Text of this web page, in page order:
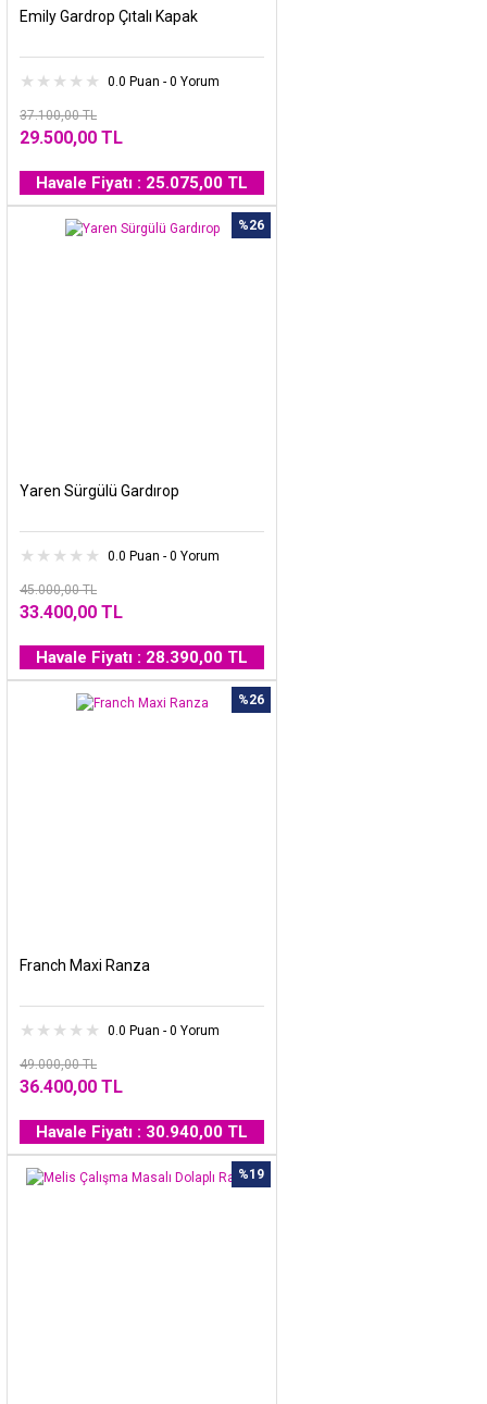
Emily Gardrop Çıtalı Kapak
0.0 Puan - 0 Yorum
37.100,00 TL
29.500,00 TL
Havale Fiyatı : 25.075,00 TL
%26
Yaren Sürgülü Gardırop
0.0 Puan - 0 Yorum
45.000,00 TL
33.400,00 TL
Havale Fiyatı : 28.390,00 TL
%26
Franch Maxi Ranza
0.0 Puan - 0 Yorum
49.000,00 TL
36.400,00 TL
Havale Fiyatı : 30.940,00 TL
%19